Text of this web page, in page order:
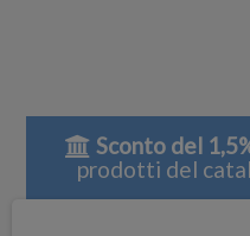
Sconto del
prodotti del